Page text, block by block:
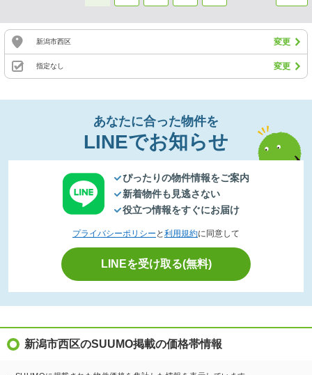
新潟市西区 変更
指定なし 変更
あなたに合った物件を
LINEでお知らせ
ぴったりの物件情報をご案内
新着物件も見逃さない
役立つ情報をすぐにお届け
プライバシーポリシー と 利用規約に同意して
LINEを受け取る(無料)
新潟市西区のSUUMO掲載の価格帯情報